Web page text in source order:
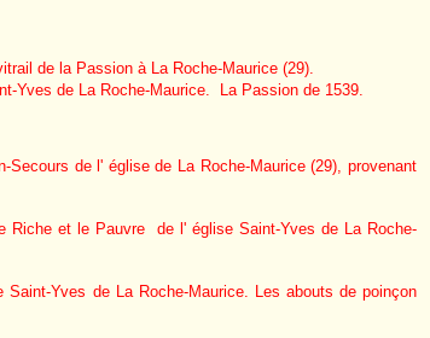
de la Passion à La Roche-Maurice (29).
Yves de La Roche-Maurice.
La Passion de 1539.
Secours de l' église de La Roche-Maurice (29), provenant
Riche et le Pauvre de l' église Saint-Yves de La Roche-
Saint-Yves de La Roche-Maurice. Les abouts de poinçon